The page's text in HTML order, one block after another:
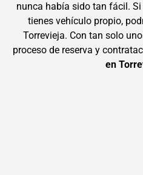
nunca había sido tan fácil.
tienes vehículo propio,
Torrevieja. Con tan solo
proceso de reserva y
en